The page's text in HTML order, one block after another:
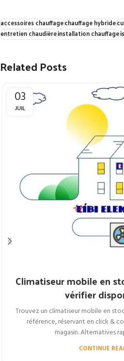
accessoires chauffagechauffage hybride
entretien chaudièreinstallation chauffage
Related Posts
03
JUIL
Climatiseur mobile en
vérifier
Trouvez un climatiseur mobile en
référence, réservant en click &
magasin. Alternatives
CONTINUE